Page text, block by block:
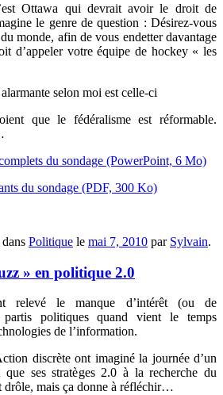
Ottawa qui devrait avoir le droit de
le genre de question : Désirez-vous
monde, afin de vous endetter davantage
d’appeler votre équipe de hockey « les
selon moi est celle-ci
que le fédéralisme est réformable.
du sondage (PowerPoint, 6 Mo)
du sondage (PDF, 300 Ko)
Politique le mai 7, 2010 par Sylvain.
» en politique 2.0
relevé le manque d’intérêt (ou de
partis politiques quand vient le temps
de l’information.
discrète ont imaginé la journée d’un
que ses stratèges 2.0 à la recherche du
drôle, mais ça donne à réfléchir…